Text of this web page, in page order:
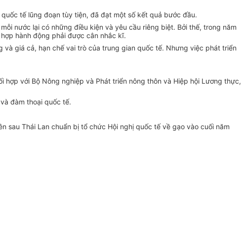
tế lũng đoạn tùy tiện, đã đạt một số kết quả bước đầu.
nước lại có những điều kiện và yêu cầu riêng biệt. Bởi thế, trong năm
hành động phải được cân nhắc kĩ.
giá cả, hạn chế vai trò của trung gian quốc tế. Nhưng việc phát triển
hợp với Bộ Nông nghiệp và Phát triển nông thôn và Hiệp hội Lương thực,
đàm thoại quốc tế.
sau Thái Lan chuẩn bị tổ chức Hội nghị quốc tế về gạo vào cuối năm